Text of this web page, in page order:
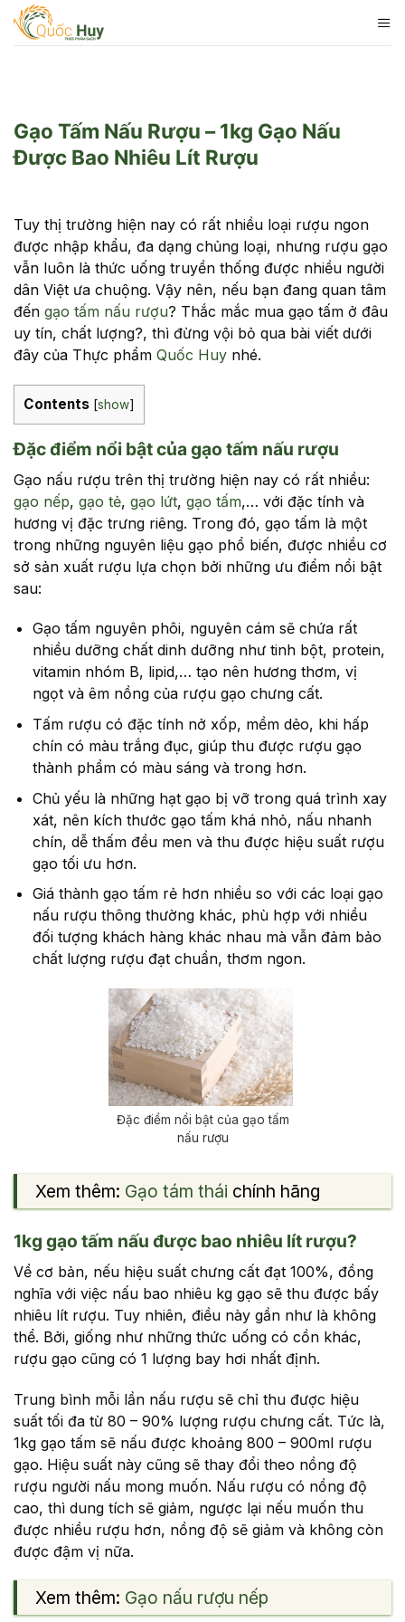
Skip
Gạo Tấm Nấu Rượu – 1kg Gạo Nấu
Được Bao Nhiêu Lít Rượu
Tuy thị trường hiện nay có rất nhiều loại rượu ngon
được nhập khẩu, đa dạng chủng loại, nhưng rượu gạo
vẫn luôn là thức uống truyền thống được nhiều người
dân Việt ưa chuộng. Vậy nên, nếu bạn đang quan tâm
đến gạo tấm nấu rượu? Thắc mắc mua gạo tấm ở đâu
uy tín, chất lượng?, thì đừng vội bỏ qua bài viết dưới
đây của Thực phẩm Quốc Huy nhé.
Contents [show]
Đặc điểm nổi bật của gạo tấm nấu rượu
Gạo nấu rượu trên thị trường hiện nay có rất nhiều:
gạo nếp, gạo tẻ, gạo lứt, gạo tấm,… với đặc tính và
hương vị đặc trưng riêng. Trong đó, gạo tấm là một
trong những nguyên liệu gạo phổ biến, được nhiều cơ
sở sản xuất rượu lựa chọn bởi những ưu điểm nổi bật
sau:
Gạo tấm nguyên phôi, nguyên cám sẽ chứa rất
nhiều dưỡng chất dinh dưỡng như tinh bột, protein,
vitamin nhóm B, lipid,… tạo nên hương thơm, vị
ngọt và êm nồng của rượu gạo chưng cất.
Tấm rượu có đặc tính nở xốp, mềm dẻo, khi hấp
chín có màu trắng đục, giúp thu được rượu gạo
thành phẩm có màu sáng và trong hơn.
Chủ yếu là những hạt gạo bị vỡ trong quá trình xay
xát, nên kích thước gạo tấm khá nhỏ, nấu nhanh
chín, dễ thấm đều men và thu được hiệu suất rượu
gạo tối ưu hơn.
Giá thành gạo tấm rẻ hơn nhiều so với các loại gạo
nấu rượu thông thường khác, phù hợp với nhiều
đối tượng khách hàng khác nhau mà vẫn đảm bảo
chất lượng rượu đạt chuẩn, thơm ngon.
Đặc điểm nổi bật của gạo tấm
nấu rượu
Xem thêm: Gạo tám thái chính hãng
1kg gạo tấm nấu được bao nhiêu lít rượu?
Về cơ bản, nếu hiệu suất chưng cất đạt 100%, đồng
nghĩa với việc nấu bao nhiêu kg gạo sẽ thu được bấy
nhiêu lít rượu. Tuy nhiên, điều này gần như là không
thể. Bởi, giống như những thức uống có cồn khác,
rượu gạo cũng có 1 lượng bay hơi nhất định.
Trung bình mỗi lần nấu rượu sẽ chỉ thu được hiệu
suất tối đa từ 80 – 90% lượng rượu chưng cất. Tức là,
1kg gạo tấm sẽ nấu được khoảng 800 – 900ml rượu
gạo. Hiệu suất này cũng sẽ thay đổi theo nồng độ
rượu người nấu mong muốn. Nấu rượu có nồng độ
cao, thì dung tích sẽ giảm, ngược lại nếu muốn thu
được nhiều rượu hơn, nồng độ sẽ giảm và không còn
được đậm vị nữa.
Xem thêm: Gạo nấu rượu nếp